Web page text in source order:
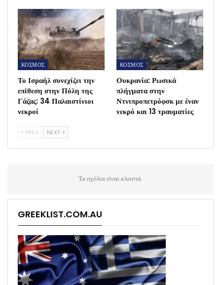
ΚΟΣΜΟΣ
Το Ισραήλ συνεχίζει την
επίθεση στην Πόλη της
Γάζας: 34 Παλαιστίνιοι
νεκροί
ΚΟΣΜΟΣ
Ουκρανία: Ρωσικά
πλήγματα στην
Ντνιπροπετρόφσκ με έναν
νεκρό και 13 τραυματίες
PREV NEXT
Τα σχόλια είναι κλειστά.
GREEKLIST.COM.AU